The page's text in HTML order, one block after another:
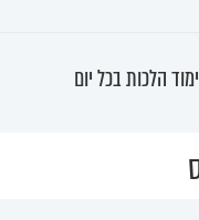
הלכות בכל יום